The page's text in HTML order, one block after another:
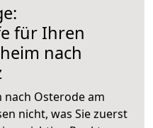
für Ihren
nach
Osterode am
nicht, was Sie zuerst